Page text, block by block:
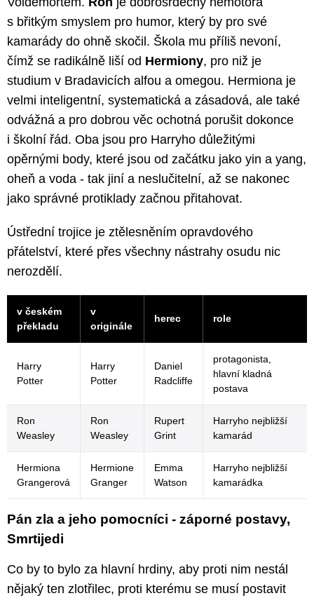
s břitkým smyslem pro humor, který by pro své
kamarády do ohně skočil. Škola mu příliš nevoní,
čímž se radikálně liší od Hermiony, pro niž je
studium v Bradavicích alfou a omegou. Hermiona je
velmi inteligentní, systematická a zásadová, ale také
odvážná a pro dobrou věc ochotná porušit dokonce
i školní řád. Oba jsou pro Harryho důležitými
opěrnými body, které jsou od začátku jako yin a yang,
oheň a voda - tak jiní a neslučitelní, až se nakonec
jako správné protiklady začnou přitahovat.
Ústřední trojice je ztělesněním opravdového
přátelství, které přes všechny nástrahy osudu nic
nerozdělí.
v českém
překladu
v
originále
herec role
Harry
Potter
Harry
Potter
Daniel
Radcliffe
protagonista,
hlavní kladná
postava
Ron
Weasley
Ron
Weasley
Rupert
Grint
Harryho nejbližší
kamarád
Hermiona
Grangerová
Hermione
Granger
Emma
Watson
Harryho nejbližší
kamarádka
Pán zla a jeho pomocníci - záporné postavy,
Smrtijedi
Co by to bylo za hlavní hrdiny, aby proti nim nestál
nějaký ten zlotřilec, proti kterému se musí postavit